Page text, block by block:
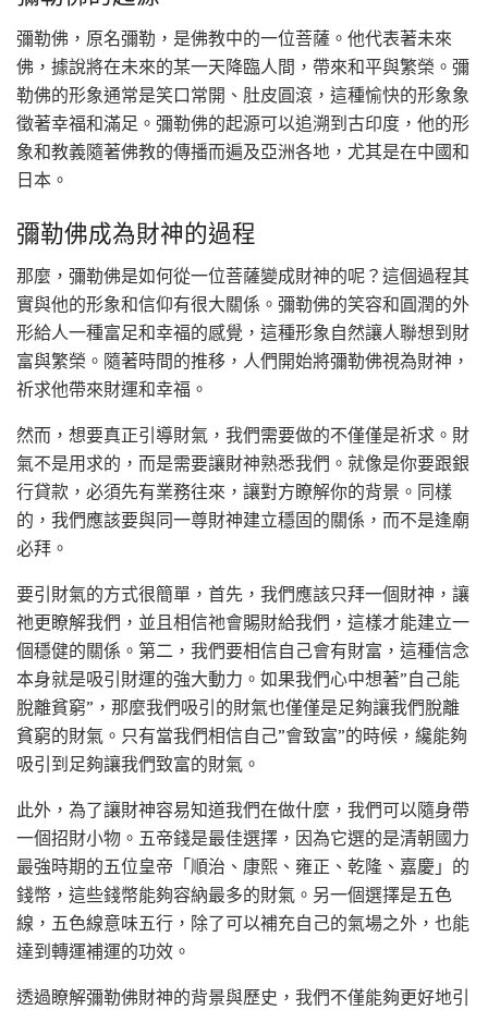
彌勒佛，原名彌勒，是佛教中的一位菩薩。他代表著未來
佛，據說將在未來的某一天降臨人間，帶來和平與繁榮。彌
勒佛的形象通常是笑口常開、肚皮圓滾，這種愉快的形象象
徵著幸福和滿足。彌勒佛的起源可以追溯到古印度，他的形
象和教義隨著佛教的傳播而遍及亞洲各地，尤其是在中國和
日本。
彌勒佛成為財神的過程
那麼，彌勒佛是如何從一位菩薩變成財神的呢？這個過程其
實與他的形象和信仰有很大關係。彌勒佛的笑容和圓潤的外
形給人一種富足和幸福的感覺，這種形象自然讓人聯想到財
富與繁榮。隨著時間的推移，人們開始將彌勒佛視為財神，
祈求他帶來財運和幸福。
然而，想要真正引導財氣，我們需要做的不僅僅是祈求。財
氣不是用求的，而是需要讓財神熟悉我們。就像是你要跟銀
行貸款，必須先有業務往來，讓對方瞭解你的背景。同樣
的，我們應該要與同一尊財神建立穩固的關係，而不是逢廟
必拜。
要引財氣的方式很簡單，首先，我們應該只拜一個財神，讓
祂更瞭解我們，並且相信祂會賜財給我們，這樣才能建立一
個穩健的關係。第二，我們要相信自己會有財富，這種信念
本身就是吸引財運的強大動力。如果我們心中想著”自己能
脫離貧窮”，那麼我們吸引的財氣也僅僅是足夠讓我們脫離
貧窮的財氣。只有當我們相信自己”會致富”的時候，纔能夠
吸引到足夠讓我們致富的財氣。
此外，為了讓財神容易知道我們在做什麼，我們可以隨身帶
一個招財小物。五帝錢是最佳選擇，因為它選的是清朝國力
最強時期的五位皇帝「順治、康熙、雍正、乾隆、嘉慶」的
錢幣，這些錢幣能夠容納最多的財氣。另一個選擇是五色
線，五色線意味五行，除了可以補充自己的氣場之外，也能
達到轉運補運的功效。
透過瞭解彌勒佛財神的背景與歷史，我們不僅能夠更好地引